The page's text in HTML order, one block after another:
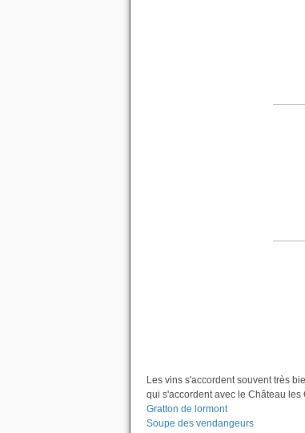
Les vins s'accordent souvent très
qui s'accordent avec le Château les
Gratton de lormont
Soupe des vendangeurs